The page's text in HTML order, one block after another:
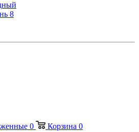
8
0 Корзина 0